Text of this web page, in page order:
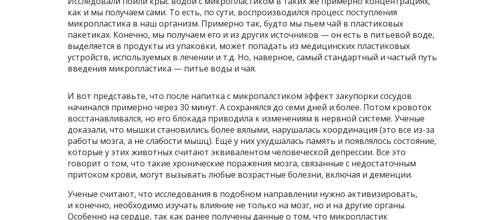
как и мы получаем сами. То есть, по сути, воспроизводился процесс поступления
микропластика в наш организм. Примерно так, будто мы пьем чай в пластиковых
пакетиках. Конечно, мы получаем его и из других источников — он есть в питьевой воде,
выделяется в продукты из упаковки, может попадать из медицинских пластиковых
устройств, используемых в лечении и т.д. Но, наверное, самый стандартный и частый путь
введения микропластика — питье воды и чая.
И вот представьте, что после напитка с микропалстиком эффект закупорки сосудов
начинался примерно через 30 минут. А сохранялся до семи дней и более. Потом кровоток
восстанавливался, но его блокада приводила к изменениям в нервной системе. Ученые
доказали, что мышки становились более вялыми, нарушалась координация (это все из-за
работы мозга, а не слабости мышц). Ещё у них ухудшалась память и появлялось состояние,
которые у этих животных считают эквивалентом человеческой депрессии. Все это
говорит о том, что такие хронические поражения мозга, связанные с недостаточным
притоком крови, могут вызывать любые возрастные болезни, включая и деменции.
Ученые считают, что исследования в подобном направлении нужно активизировать,
и конечно, необходимо изучать влияние не только на мозг, но и на другие органы.
Особенно на сердце, так как ранее получены данные о том, что микропластик